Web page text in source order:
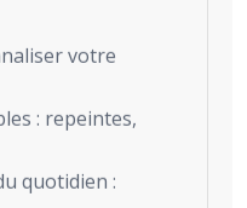
votre
: repeintes,
quotidien :